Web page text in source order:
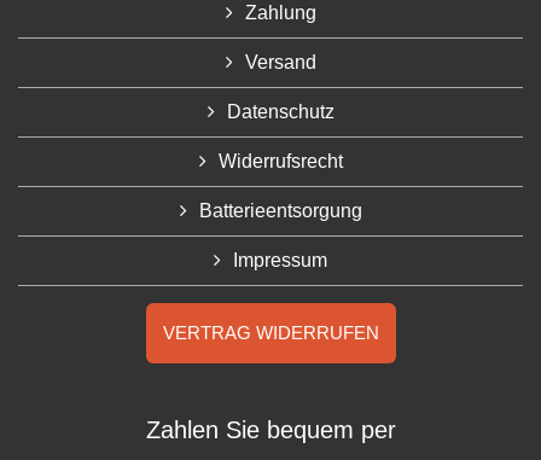
Zahlung
Versand
Datenschutz
Widerrufsrecht
Batterieentsorgung
Impressum
VERTRAG WIDERRUFEN
Zahlen Sie bequem per